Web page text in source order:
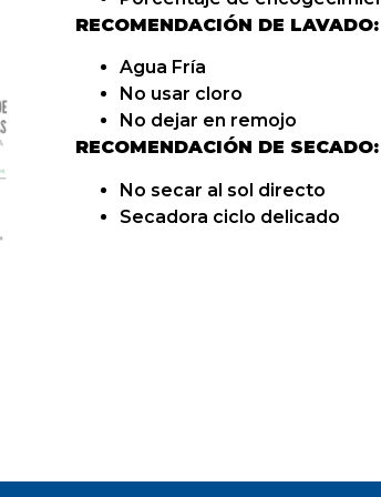
RECOMENDACIÓN DE LAVADO:
Agua Fría
No usar cloro
No dejar en remojo
RECOMENDACIÓN DE SECADO:
No secar al sol directo
Secadora ciclo delicado